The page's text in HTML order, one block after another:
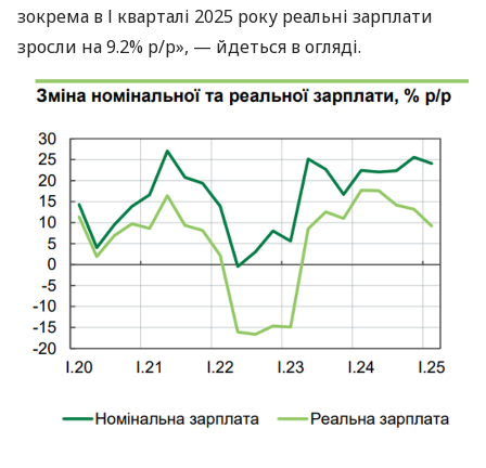
зокрема в І кварталі 2025 року реальні зарплати
зросли на 9.2% р/р», — йдеться в огляді.